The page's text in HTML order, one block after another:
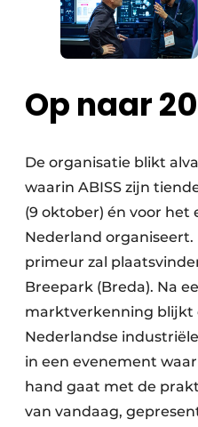
Op naar
De organisatie blikt
waarin ABISS zijn
(9 oktober) én voor het
Nederland organiseert.
primeur zal
Breepark (Breda). Na
marktverkenning blijkt
Nederlandse
in een evenement
hand gaat met de
van vandaag,